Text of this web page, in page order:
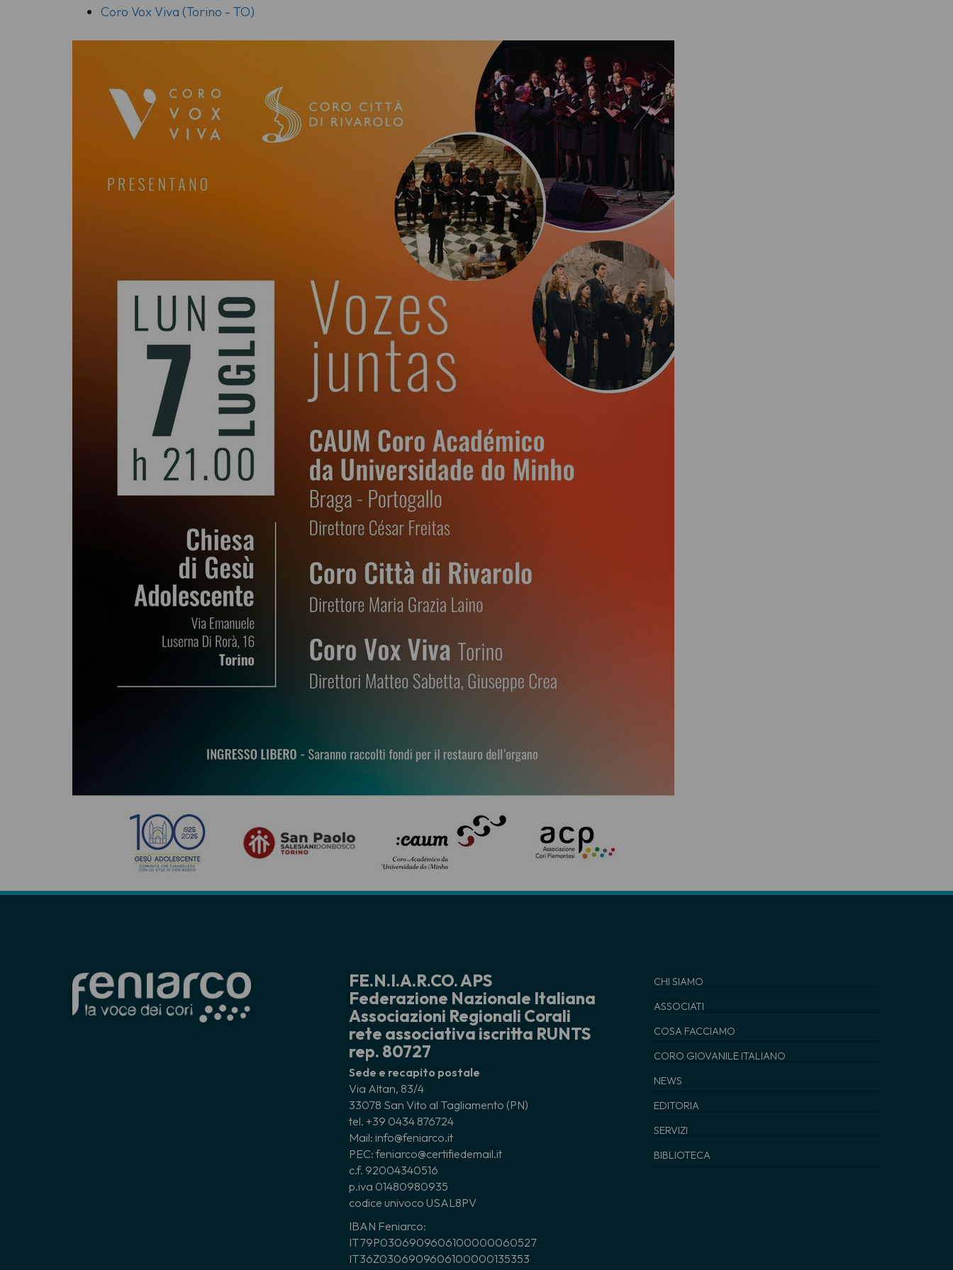
Coro Vox Viva (Torino - TO)
FE.N.I.A.R.CO. APS
Federazione Nazionale Italiana
Associazioni Regionali Corali
rete associativa iscritta RUNTS
rep. 80727
Sede e recapito postale
Via Altan, 83/4
33078 San Vito al Tagliamento (PN)
tel. +39 0434 876724
Mail: info@feniarco.it
PEC: feniarco@certifiedemail.it
c.f. 92004340516
p.iva 01480980935
codice univoco USAL8PV
IBAN Feniarco:
IT79P0306909606100000060527
IT36Z0306909606100000135353
CHI SIAMO
ASSOCIATI
COSA FACCIAMO
CORO GIOVANILE ITALIANO
NEWS
EDITORIA
SERVIZI
BIBLIOTECA